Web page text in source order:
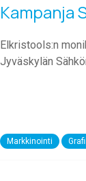
Kampanja
Elkristools:n
Jyväskylän
Markkinointi